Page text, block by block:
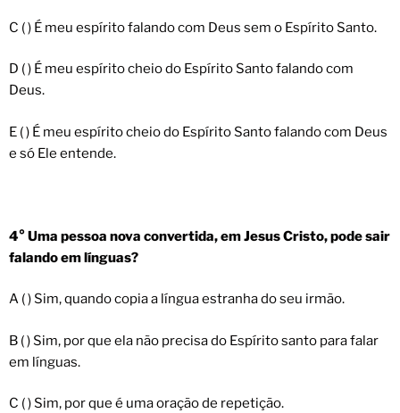
C ( ) É meu espírito falando com Deus sem o Espírito Santo.
D ( ) É meu espírito cheio do Espírito Santo falando com
Deus.
E ( ) É meu espírito cheio do Espírito Santo falando com Deus
e só Ele entende.
4° Uma pessoa nova convertida, em Jesus Cristo, pode sair
falando em línguas?
A ( ) Sim, quando copia a língua estranha do seu irmão.
B ( ) Sim, por que ela não precisa do Espírito santo para falar
em línguas.
C ( ) Sim, por que é uma oração de repetição.